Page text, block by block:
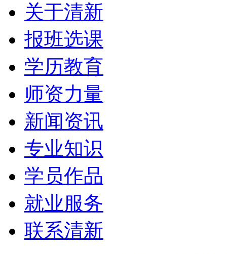
关于清新
报班选课
学历教育
师资力量
新闻资讯
专业知识
学员作品
就业服务
联系清新